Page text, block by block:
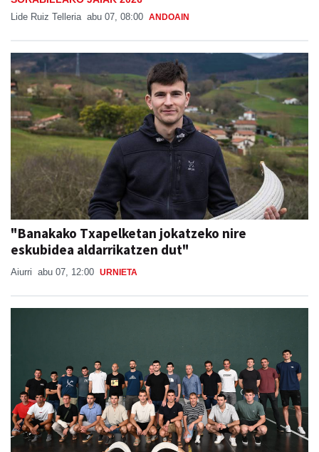
Lide Ruiz Telleria abu 07, 08:00 ANDOAIN
"Banakako Txapelketan jokatzeko nire
eskubidea aldarrikatzen dut"
Aiurri abu 07, 12:00 URNIETA